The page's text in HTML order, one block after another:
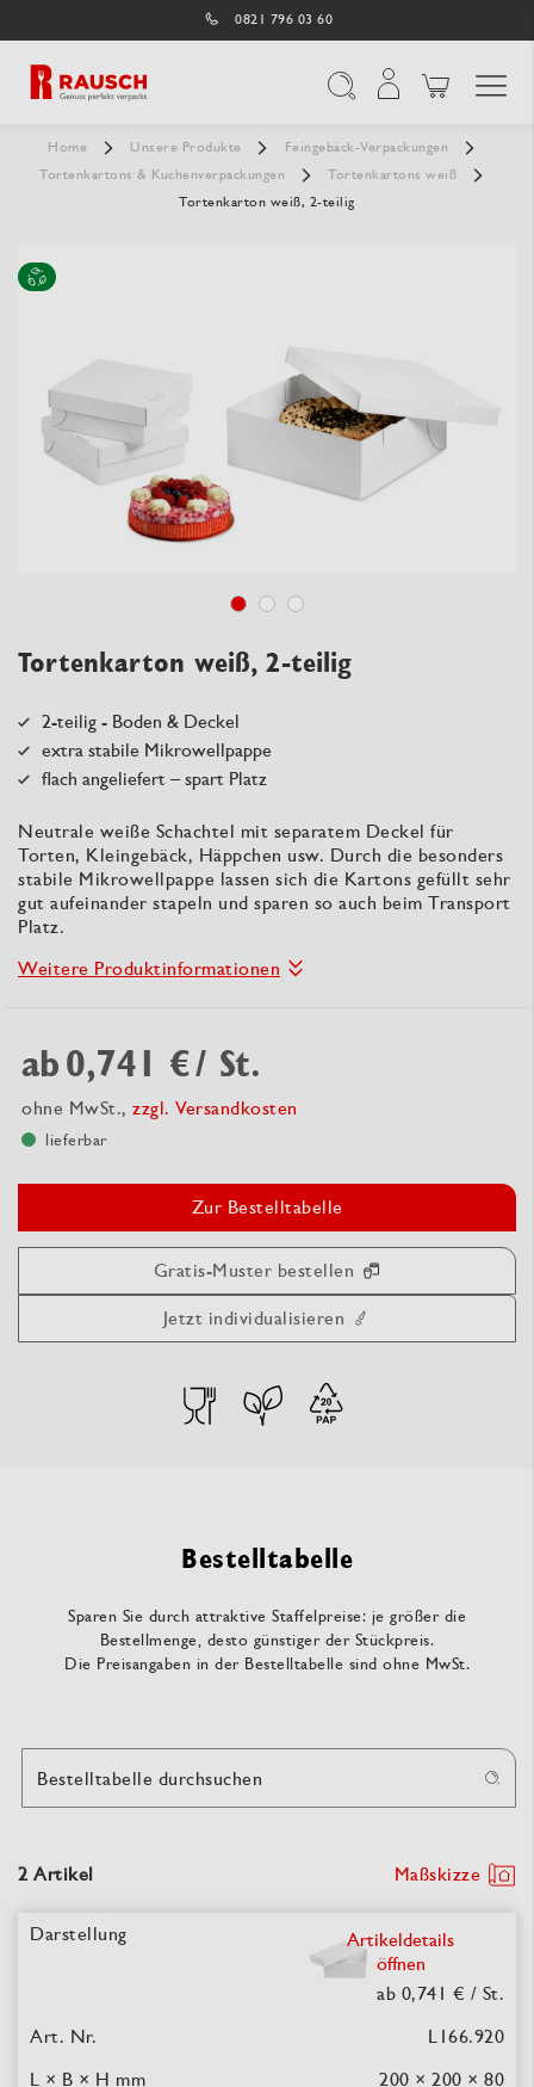
0821 796 03 60
Home Unsere Produkte
Feingebäck-Verpackungen
Tortenkartons & Kuchenverpackungen
Tortenkartons weiß
Tortenkarton weiß, 2-teilig
Tortenkarton weiß, 2-teilig
2-teilig - Boden & Deckel
extra stabile Mikrowellpappe
flach angeliefert – spart Platz
Neutrale weiße Schachtel mit separatem Deckel für
Torten, Kleingebäck, Häppchen usw. Durch die besonders
stabile Mikrowellpappe lassen sich die Kartons gefüllt sehr
gut aufeinander stapeln und sparen so auch beim Transport
Platz.
Weitere Produktinformationen
ab0,741 €/ St.
ohne MwSt., zzgl. Versandkosten
lieferbar
Zur Bestelltabelle
Gratis-Muster bestellen
Jetzt individualisieren
Bestelltabelle
Sparen Sie durch attraktive Staffelpreise: je größer die
Bestellmenge, desto günstiger der Stückpreis.
Die Preisangaben in der Bestelltabelle sind ohne MwSt.
2 Artikel Maßskizze
Bestelltabelle durchsuchen
Artikeldetails
öffnen
ab 0,741 € / St.
L166.920
200 × 200 × 80